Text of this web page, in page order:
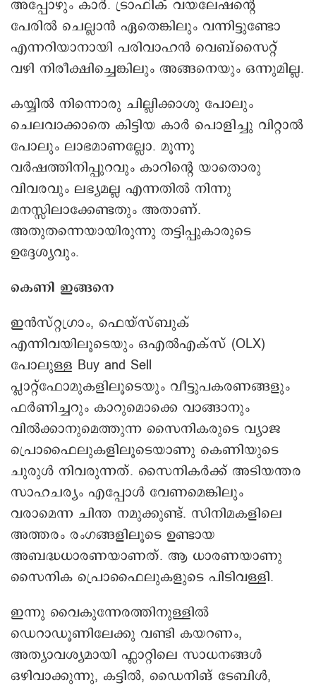
അപ്പോഴും കാർ. ട്രാഫിക് വയലേഷന്റെ
പേരിൽ ചെല്ലാൻ ഏതെങ്കിലും വന്നിട്ടുണ്ടോ
എന്നറിയാനായി പരിവാഹൻ വെബ്സൈറ്റ്
വഴി നിരീക്ഷിച്ചെങ്കിലും അങ്ങനെയും ഒന്നുമില്ല.
കയ്യിൽ നിന്നൊരു ചില്ലിക്കാശു പോലും
ചെലവാക്കാതെ കിട്ടിയ കാർ പൊളിച്ചു വിറ്റാൽ
പോലും ലാഭമാണല്ലോ. മൂന്നു
വർഷത്തിനിപ്പുറവും കാറിന്റെ യാതൊരു
വിവരവും ലഭ്യമല്ല എന്നതിൽ നിന്നു
മനസ്സിലാക്കേണ്ടതും അതാണ്.
അതുതന്നെയായിരുന്നു തട്ടിപ്പുകാരുടെ
ഉദ്ദേശ്യവും.
കെണി ഇങ്ങനെ
ഇൻസ്റ്റഗ്രാം, ഫെയ്സ്ബുക്
എന്നിവയിലൂടെയും ഒഎൽഎക്സ് (OLX)
പോലുള്ള Buy and Sell
പ്ലാറ്റ്ഫോമുകളിലൂടെയും വീട്ടുപകരണങ്ങളും
ഫർണിച്ചറും കാറുമൊക്കെ വാങ്ങാനും
വിൽക്കാനുമെത്തുന്ന സൈനികരുടെ വ്യാജ
പ്രൊഫൈലുകളിലൂടെയാണു കെണിയുടെ
ചുരുൾ നിവരുന്നത്. സൈനികർക്ക് അടിയന്തര
സാഹചര്യം എപ്പോൾ വേണമെങ്കിലും
വരാമെന്ന ചിന്ത നമുക്കുണ്ട്. സിനിമകളിലെ
അത്തരം രംഗങ്ങളിലൂടെ ഉണ്ടായ
അബദ്ധധാരണയാണത്. ആ ധാരണയാണു
സൈനിക പ്രൊഫൈലുകളുടെ പിടിവള്ളി.
ഇന്നു വൈകുന്നേരത്തിനുള്ളിൽ
ഡെറാഡൂണിലേക്കു വണ്ടി കയറണം,
അത്യാവശ്യമായി ഫ്ലാറ്റിലെ സാധനങ്ങൾ
ഒഴിവാക്കുന്നു, കട്ടിൽ, ഡൈനിങ് ടേബിൾ,